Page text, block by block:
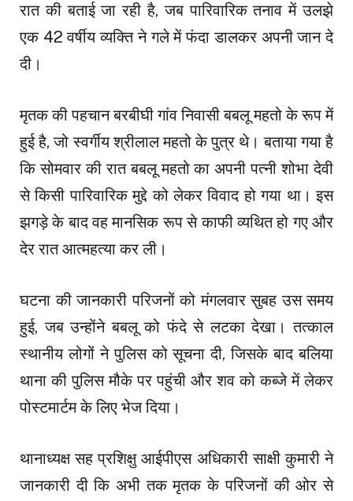
रात की बताई जा रही है, जब पारिवारिक तनाव में उलझे
एक 42 वर्षीय व्यक्ति ने गले में फंदा डालकर अपनी जान दे
दी।
मृतक की पहचान बरबीघी गांव निवासी बबलू महतो के रूप में
हुई है, जो स्वर्गीय श्रीलाल महतो के पुत्र थे। बताया गया है
कि सोमवार की रात बबलू महतो का अपनी पत्नी शोभा देवी
से किसी पारिवारिक मुद्दे को लेकर विवाद हो गया था। इस
झगड़े के बाद वह मानसिक रूप से काफी व्यथित हो गए और
देर रात आत्महत्या कर ली।
घटना की जानकारी परिजनों को मंगलवार सुबह उस समय
हुई, जब उन्होंने बबलू को फंदे से लटका देखा। तत्काल
स्थानीय लोगों ने पुलिस को सूचना दी, जिसके बाद बलिया
थाना की पुलिस मौके पर पहुंची और शव को कब्जे में लेकर
पोस्टमार्टम के लिए भेज दिया।
थानाध्यक्ष सह प्रशिक्षु आईपीएस अधिकारी साक्षी कुमारी ने
जानकारी दी कि अभी तक मृतक के परिजनों की ओर से